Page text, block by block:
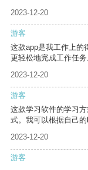
2023-12-20
游客
这款app是我工作上的
更轻松地完成工作任务
2023-12-20
游客
这款学习软件的学习
式。我可以根据自己的
2023-12-20
游客